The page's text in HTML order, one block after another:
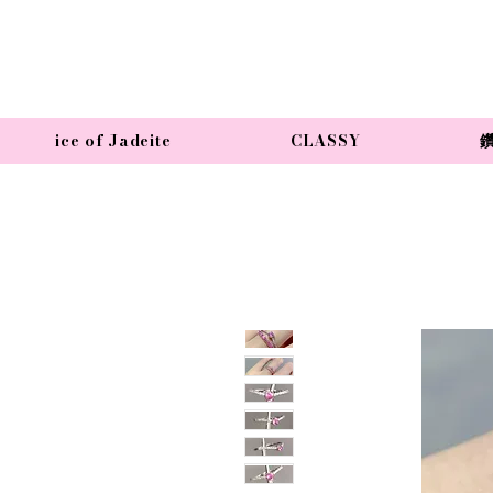
ice of Jadeite CLASSY